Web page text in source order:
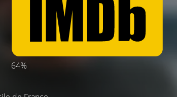
64%